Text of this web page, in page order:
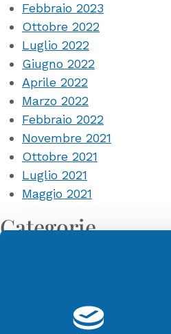
Febbraio 2023
Ottobre 2022
Luglio 2022
Giugno 2022
Aprile 2022
Marzo 2022
Febbraio 2022
Novembre 2021
Ottobre 2021
Luglio 2021
Maggio 2021
Categorie